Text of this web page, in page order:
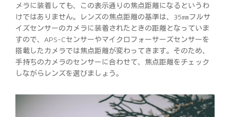
メラに装着しても、この表示通りの焦点距離になるというわ
けではありません。レンズの焦点距離の基準は、35㎜フルサ
イズセンサーのカメラに装着されたときの距離となっていま
すので、APS-Cセンサーやマイクロフォーサーズセンサーを
搭載したカメラでは焦点距離が変わってきます。そのため、
手持ちのカメラのセンサーに合わせて、焦点距離をチェック
しながらレンズを選びましょう。